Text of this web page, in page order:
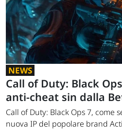
NEWS
Call of Duty: Black
anti-cheat sin dalla
Call of Duty: Black Ops 7, come
nuova IP del popolare brand